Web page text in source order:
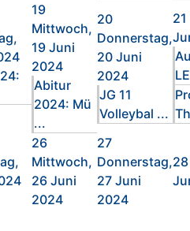
19
Mittwoch,
19 Juni
2024
Abitur
2024: Mü
...
20
Donnerstag,
20 Juni
2024
JG 11
Volleybal ...
21
26
Mittwoch,
26 Juni
2024
27
Donnerstag,
27 Juni
2024
28